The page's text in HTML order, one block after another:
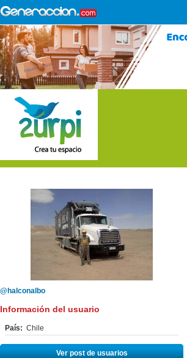
@halconalbo
Información del usuario
País: Chile
Ver post de usuarios